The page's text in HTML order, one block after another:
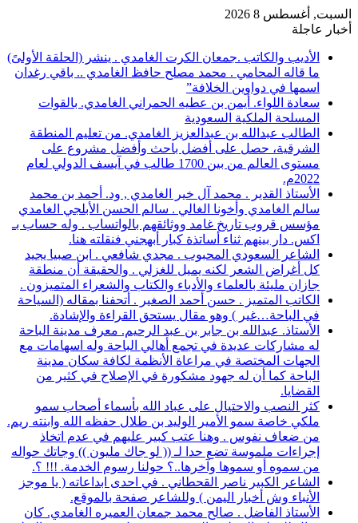
السبت, أغسطس 8 2026
أخبار عاجلة
الأديب والكاتب .جمعان الكرت الغامدي . ينشر (الحلقة الأولىً)
ما قاله المحامي . محمد مصلح حافظ الغامدي .. باقي رغدان
اسمها في دواوين الخلافة”
سعادة اللواء. أيمن بن عطيه الحمراني الغامدي. بالقوات
المسلحة الملكية السعودية
الطالب عبدالله بن عبدالعزيز الغامدي. من تعليم المنطقة
الشرقية، حصل على أفضل باحث وأفضل مشروع على
مستوى العالم من بين 1700 طالب في آيسف الدولي لعام
2022م.
الأستاذ القدير . محمد آل خير الغامدي , ود. أحمد بن محمد
سالم الغامدي وأخونا الغالي . سالم الحسن الأبلجي الغامدي
مؤسس قروب تاريخ غامد ووثائقهم بالواتساب . وله حساب بـ
اكس. دار بينهم ثناء أساتذة كبار أبهجني فنقلته هنا.
الشاعر السعودي المحبوب . مجدي شافعي . ابن صبيا يجيد
كل أغراض الشعر لكنه يميل للغزلي . والحقيقة أن منطقة
جازان مليئة بالعلماء والأدباء والكتاب والشعراء المتميزون .
الكاتب المتميز . حسن أحمد الصغير . أتحفنا بمقاله (السياحة
في الباحة…غير ) وهو مقال يستحق القراءة والإشادة.
الأستاذ. عبدالله بن جابر بن عبد الرحيم. معرف مدينة الباحة
له مشاركات عديدة في تجمع أهالي الباحة وله اسهامات مع
الجهات المختصة في مراعاة الأنظمة لكافة سكان مدينة
الباحة كما أن له جهود مشكورة في الإصلاح في كثير من
القضايا.
كثر النصب والاحتيال على عباد الله بأسماء أصحاب سمو
ملكي خاصة سمو الأمير الوليد بن طلال حفظه الله وابنته ريم.
من ضعاف نفوس . وهنا عتب كبير عليهم في عدم اتخاذ
إجراءات ملموسة تضع حدا لـ (( لو جاك مليون )) وجاتك حواله
من سموه أو سموها وآخرها..؟ حولنا رسوم الخدمة. !!! ؟.
الشاعر الكبير ناصر القحطاني . في احدى ابداعاته ( يا موجز
الأنباء وش أخبار اليمن ) وللشاعر صفحة بالموقع.
الأستاذ الفاضل . صالح محمد جمعان العميره الغامدي. كان